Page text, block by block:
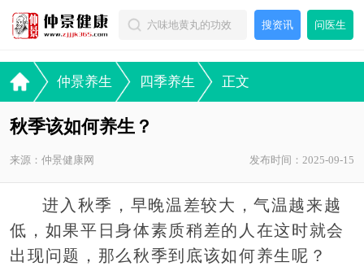
搜资讯 问医生
仲景养生 四季养生 正文
秋季该如何养生？
来源：仲景健康网 发布时间：2025-09-15
进入秋季，早晚温差较大，气温越来越
低，如果平日身体素质稍差的人在这时就会
出现问题，那么秋季到底该如何养生呢？